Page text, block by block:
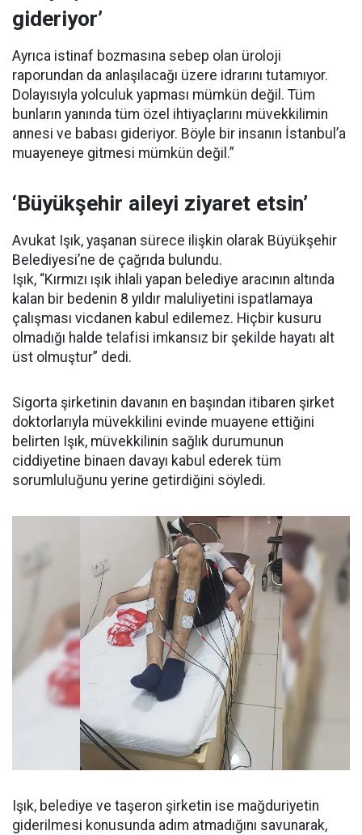
gideriyor’
Ayrıca istinaf bozmasına sebep olan üroloji
raporundan da anlaşılacağı üzere idrarını tutamıyor.
Dolayısıyla yolculuk yapması mümkün değil. Tüm
bunların yanında tüm özel ihtiyaçlarını müvekkilimin
annesi ve babası gideriyor. Böyle bir insanın İstanbul’a
muayeneye gitmesi mümkün değil.”
‘Büyükşehir aileyi ziyaret etsin’
Avukat Işık, yaşanan sürece ilişkin olarak Büyükşehir
Belediyesi’ne de çağrıda bulundu.
Işık, “Kırmızı ışık ihlali yapan belediye aracının altında
kalan bir bedenin 8 yıldır maluliyetini ispatlamaya
çalışması vicdanen kabul edilemez. Hiçbir kusuru
olmadığı halde telafisi imkansız bir şekilde hayatı alt
üst olmuştur” dedi.
Sigorta şirketinin davanın en başından itibaren şirket
doktorlarıyla müvekkilini evinde muayene ettiğini
belirten Işık, müvekkilinin sağlık durumunun
ciddiyetine binaen davayı kabul ederek tüm
sorumluluğunu yerine getirdiğini söyledi.
Işık, belediye ve taşeron şirketin ise mağduriyetin
giderilmesi konusunda adım atmadığını savunarak,